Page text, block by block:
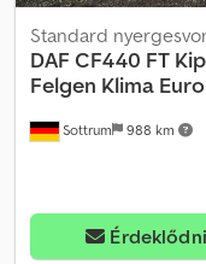
Van Giessenhez.
Sottrum 988 km
Standard
DAF CF440 FT
Felgen Klima
Érdeklődni